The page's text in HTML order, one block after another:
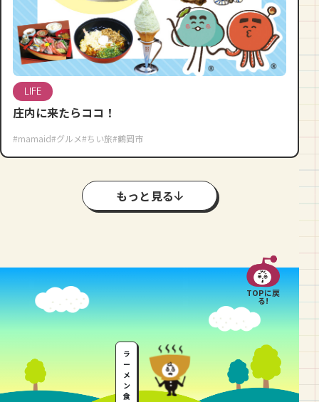
LIFE
庄内に来たらココ！
#mamaid#グルメ#ちい旅#鶴岡市
もっと見る
TOPに戻
る!
ラ
ー
メ
ン
食